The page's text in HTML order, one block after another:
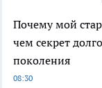
Почему мой
чем секрет
поколения
08:30